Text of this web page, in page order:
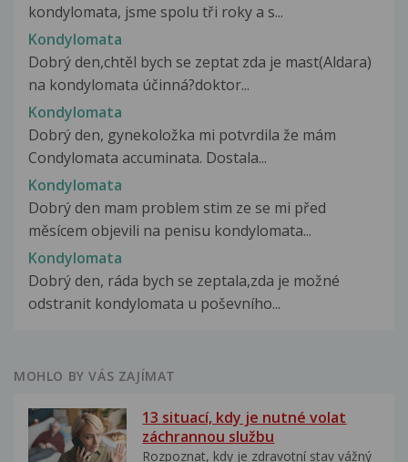
kondylomata, jsme spolu tři roky a s...
Kondylomata
Dobrý den,chtěl bych se zeptat zda je mast(Aldara)
na kondylomata účinná?doktor...
Kondylomata
Dobrý den, gynekoložka mi potvrdila že mám
Condylomata accuminata. Dostala...
Kondylomata
Dobrý den mam problem stim ze se mi před
měsícem objevili na penisu kondylomata...
Kondylomata
Dobrý den, ráda bych se zeptala,zda je možné
odstranit kondylomata u poševního...
MOHLO BY VÁS ZAJÍMAT
13 situací, kdy je nutné volat
záchrannou službu
Rozpoznat, kdy je zdravotní stav vážný